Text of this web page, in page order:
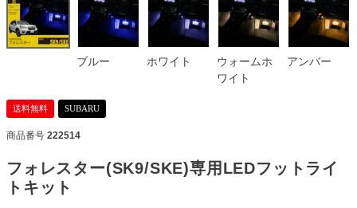
ブルー ホワイト
ウォームホ
ワイト
アンバー
送料無料 SUBARU
商品番号 222514
フォレスター(SK9/SKE)専用LEDフットライ
トキット